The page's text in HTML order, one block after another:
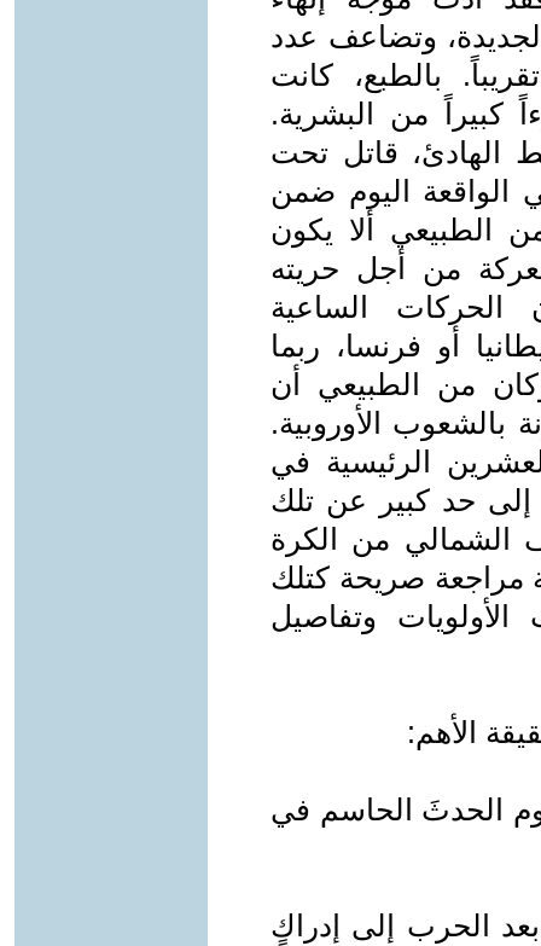
وتضاعف عدد
بالطبع، كانت
كبيراً من البشرية.
الهادئ، قاتل تحت
الواقعة اليوم ضمن
الطبيعي ألا يكون
من أجل حريته
الساعية
أو فرنسا، ربما
من الطبيعي أن
بالشعوب الأوروبية.
الرئيسية في
إلى حد كبير عن تلك
الشمالي من الكرة
مراجعة صريحة كتلك
الأولويات وتفاصيل
الأهم:
الحدثَ الحاسم في
الحرب إلى إدراكٍ